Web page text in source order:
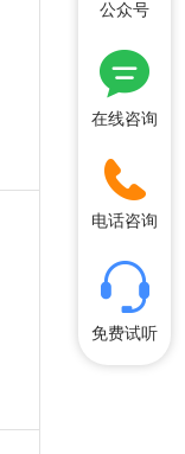
公众号
在线咨询
电话咨询
免费试听